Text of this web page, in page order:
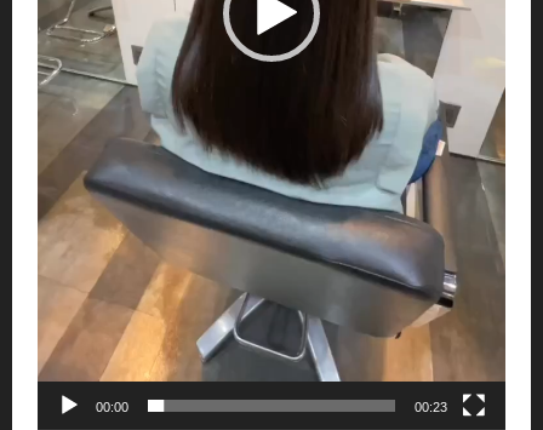
00:00 00:23